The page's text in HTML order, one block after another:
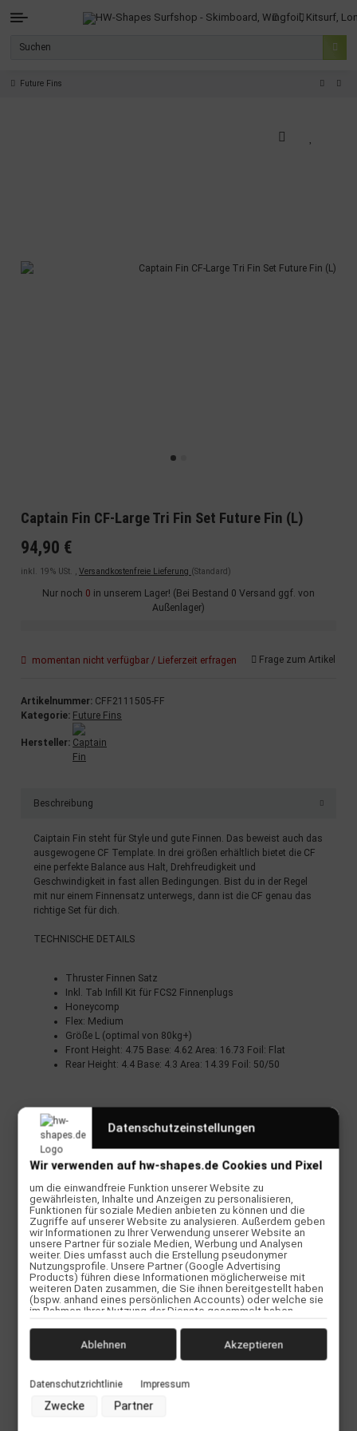
Future Fins
Captain Fin CF-Large Tri Fin Set Future Fin (L)
94,90 €
inkl. 19% USt. , Versandkostenfreie Lieferung (Standard)
Nur noch 0 in unserem Lager! (Bei Bestand 0 Versand ggf. von
Außenlager)
momentan nicht verfügbar / Lieferzeit erfragen Frage zum Artikel
Artikelnummer: CFF2111505-FF
Kategorie: Future Fins
Hersteller:
Beschreibung
Caiptain Fin steht für Style und gute Finnen. Das beweist auch das
ausgewogene CF Template. In drei größen erhältlich bietet die CF
eine perfekte Balance aus Halt, Drehfreudigkeit und
Geschwindigkeit in fast allen Bedingungen. Bist du in der Regel
mit nur einem Finnensatz unterwegs, dann ist die CF genau das
richtige Set für dich.
TECHNISCHE DETAILS
Thruster Finnen Satz
Inkl. Tab Infill Kit für FCS2 Finnenplugs
Honeycomp
Flex: Medium
Größe L (optimal von 80kg+)
Front Height: 4.75 Base: 4.62 Area: 16.73 Foil: Flat
Rear Height: 4.4 Base: 4.3 Area: 14.39 Foil: 50/50
Benachrichtigen, wenn verfügbar
Herstellerinformationen
Kunden kauften dazu folgende Artikel:
Datenschutzeinstellungen
Wir verwenden auf hw-shapes.de Cookies und Pixel
um die einwandfreie Funktion unserer Website zu
gewährleisten, Inhalte und Anzeigen zu personalisieren,
Funktionen für soziale Medien anbieten zu können und die
Zugriffe auf unserer Website zu analysieren. Außerdem geben
wir Informationen zu Ihrer Verwendung unserer Website an
unsere Partner für soziale Medien, Werbung und Analysen
weiter. Dies umfasst auch die Erstellung pseudonymer
Nutzungsprofile. Unsere Partner (Google Advertising
Products) führen diese Informationen möglicherweise mit
weiteren Daten zusammen, die Sie ihnen bereitgestellt haben
(bspw. anhand eines persönlichen Accounts) oder welche sie
im Rahmen Ihrer Nutzung der Dienste gesammelt haben
Nutzung von Cookies und Pixeln können Sie jederzeit
widerrufen, indem Sie auf den Datenschutz-Button links unten
klicken und dort die entsprechenden Anpassungen
Zwecke der Datenverarbeitung durch unsere Partner:
Speichern von oder Zugriff auf Informationen auf einem
Datenschutzrichtlinie Impressum
Zwecke Partner
Ablehnen Akzeptieren